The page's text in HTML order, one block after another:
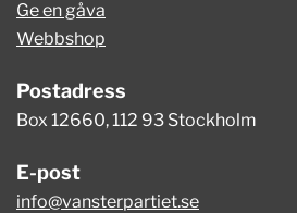
Ge en gåva
Webbshop
Postadress
Box 12660, 112 93 Stockholm
E-post
info@vansterpartiet.se